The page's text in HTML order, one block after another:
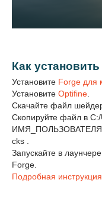
Как
Установите Forge для
Установите Optifine
Скачайте файл
Скопируйте файл в
ИМЯ_ПОЛЬЗОВАТЕЛЯ/
cks .
Запускайте в
Forge.
Подробная